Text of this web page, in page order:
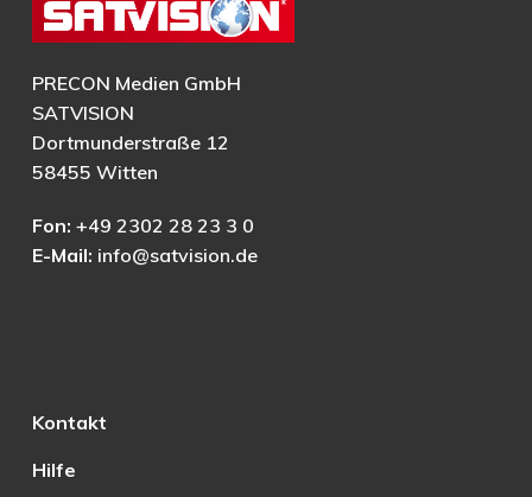
PRECON Medien GmbH
SATVISION
Dortmunderstraße 12
58455 Witten
Fon: +49 2302 28 23 3 0
E-Mail: info@satvision.de
Kontakt
Hilfe